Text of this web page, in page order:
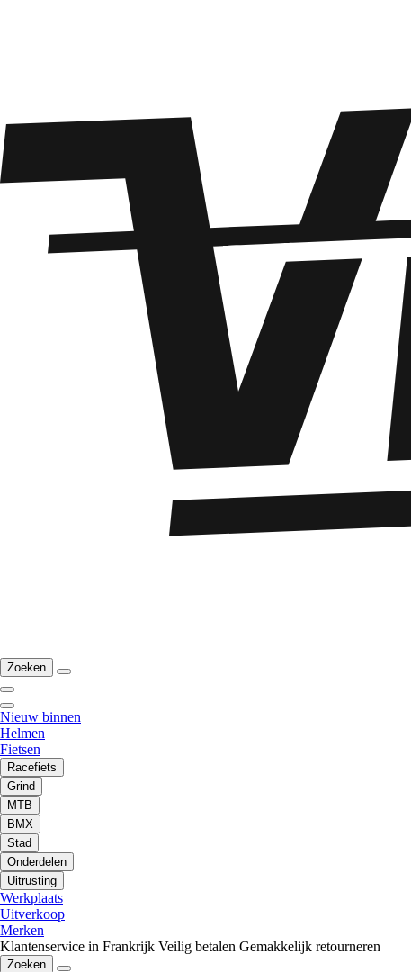
Zoeken
Nieuw binnen
Helmen
Fietsen
Racefiets
Grind
MTB
BMX
Stad
Onderdelen
Uitrusting
Werkplaats
Uitverkoop
Merken
Klantenservice in Frankrijk Veilig betalen Gemakkelijk retourneren
Zoeken